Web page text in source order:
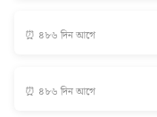
⏰ ৪৮৬ দিন আগে
⏰ ৪৮৬ দিন আগে